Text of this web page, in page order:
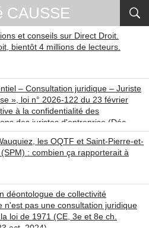
CAUSSE
et conseils sur Direct Droit.
bientôt 4 millions de lecteurs.
– Consultation juridique – Juriste
», loi n° 2026-122 du 23 février
à la confidentialité des
des juristes d'entreprise (Déc.
18 février 2026 n° 2026-900)
les OQTF et Saint-Pierre-et-
: combien ça rapporterait à
déontologue de collectivité
n'est pas une consultation juridique
loi de 1971 (CE, 3e et 8e ch.
oct. 2024).